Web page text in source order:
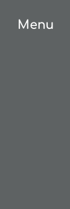
Extension à
Extension
Extension
Extension
Menu